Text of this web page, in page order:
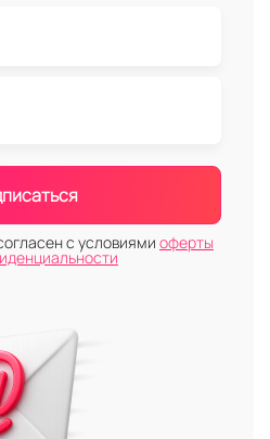
с условиями оферты